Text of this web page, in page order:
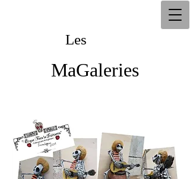
Les
MaGaleries
Les
MaGaleries